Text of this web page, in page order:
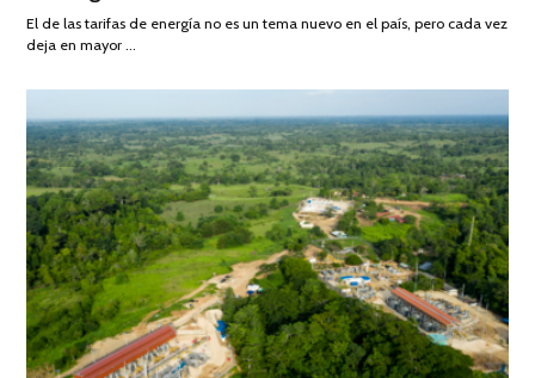
DE
El de las tarifas de energía no es un tema nuevo en el país, pero cada vez
deja en mayor …